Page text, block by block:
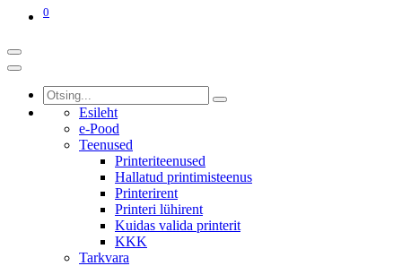
0
Esileht
e-Pood
Teenused
Printeriteenused
Hallatud printimisteenus
Printerirent
Printeri lühirent
Kuidas valida printerit
KKK
Tarkvara